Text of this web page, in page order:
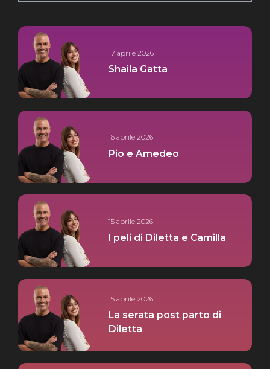
17 aprile 2026
Shaila Gatta
16 aprile 2026
Pio e Amedeo
15 aprile 2026
I peli di Diletta e Camilla
15 aprile 2026
La serata post parto di
Diletta